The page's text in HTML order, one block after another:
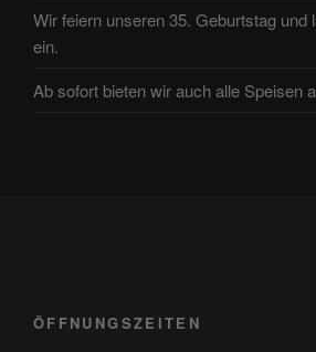
Wir feiern unseren 35. Geburtstag und
ein.
Ab sofort bieten wir auch alle Speisen
ÖFFNUNGSZEITEN